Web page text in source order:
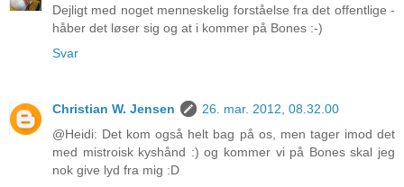
Dejligt med noget menneskelig forståelse fra det offentlige -
håber det løser sig og at i kommer på Bones :-)
Svar
Christian W. Jensen
26. mar. 2012, 08.32.00
@Heidi: Det kom også helt bag på os, men tager imod det
med mistroisk kyshånd :) og kommer vi på Bones skal jeg
nok give lyd fra mig :D